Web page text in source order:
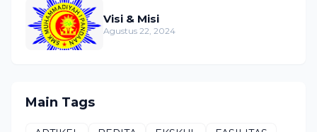
Visi & Misi
Agustus 22, 2024
Main Tags